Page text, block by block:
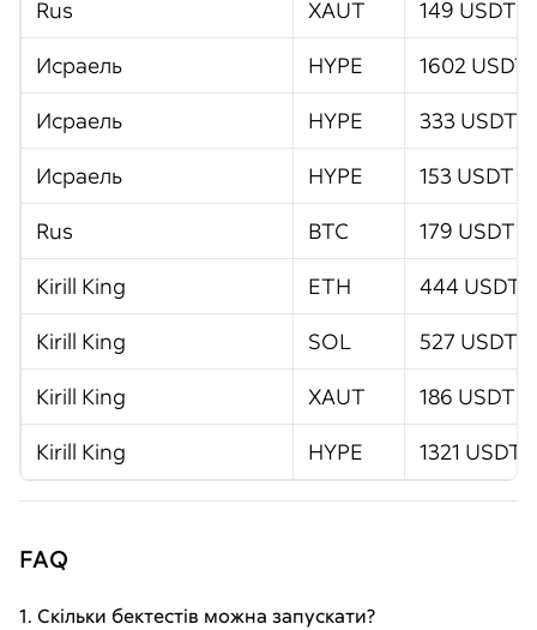
Rus XAUT
149 USDT
Исраель
HYPE
1602 USDT
Исраель
HYPE
333 USDT
Исраель
HYPE
153 USDT
Rus
BTC
179 USDT
Kirill King
ETH
444 USDT
Kirill King
SOL
527 USDT
Kirill King
XAUT
186 USDT
Kirill King
HYPE 1321 USDT
FAQ
1. Скільки бектестів можна запускати?